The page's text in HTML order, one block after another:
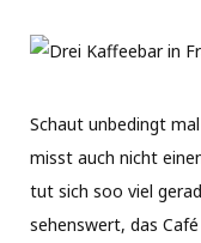
Schaut unbedingt
misst auch nicht
tut sich soo viel
sehenswert, das Café